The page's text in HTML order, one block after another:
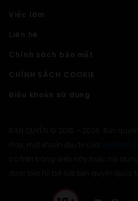
Việc làm
Liên hê
Chính sách bảo mật
CHÍNH SÁCH COOKIE
Điều khoản sử dụng